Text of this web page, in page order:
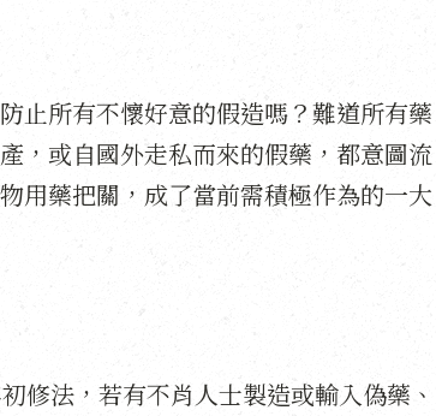
止所有不懷好意的假造嗎？難道所有藥
，或自國外走私而來的假藥，都意圖流
用藥把關，成了當前需積極作為的一大
修法，若有不肖人士製造或輸入偽藥、